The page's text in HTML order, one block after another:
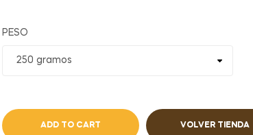
PESO
ADD TO CART VOLVER TIENDA